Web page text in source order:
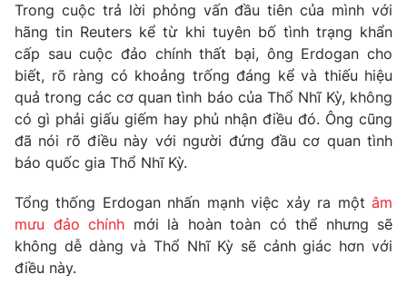
Góc doanh nghiệp
Truyền hình
Phim VTV
Hậu trường
Nhân vật
Khán giả
Giải sao mai
Giải trí
Điện ảnh
Âm nhạc
Sao
Đời sống
Du lịch
Làm đẹp
Chất lượng cuộc sống
Tuyển sinh
Học trực tuyến
Công nghệ
Hitech Công nghệ tương lai
Trong cuộc trả lời phỏng vấn đầu tiên của mình với
hãng tin Reuters kể từ khi tuyên bố tình trạng khẩn
cấp sau cuộc đảo chính thất bại, ông Erdogan cho
biết, rõ ràng có khoảng trống đáng kể và thiếu hiệu
quả trong các cơ quan tình báo của Thổ Nhĩ Kỳ, không
có gì phải giấu giếm hay phủ nhận điều đó. Ông cũng
đã nói rõ điều này với người đứng đầu cơ quan tình
báo quốc gia Thổ Nhĩ Kỳ.
Tổng thống Erdogan nhấn mạnh việc xảy ra một âm
mưu đảo chính mới là hoàn toàn có thể nhưng sẽ
không dễ dàng và Thổ Nhĩ Kỳ sẽ cảnh giác hơn với
điều này.